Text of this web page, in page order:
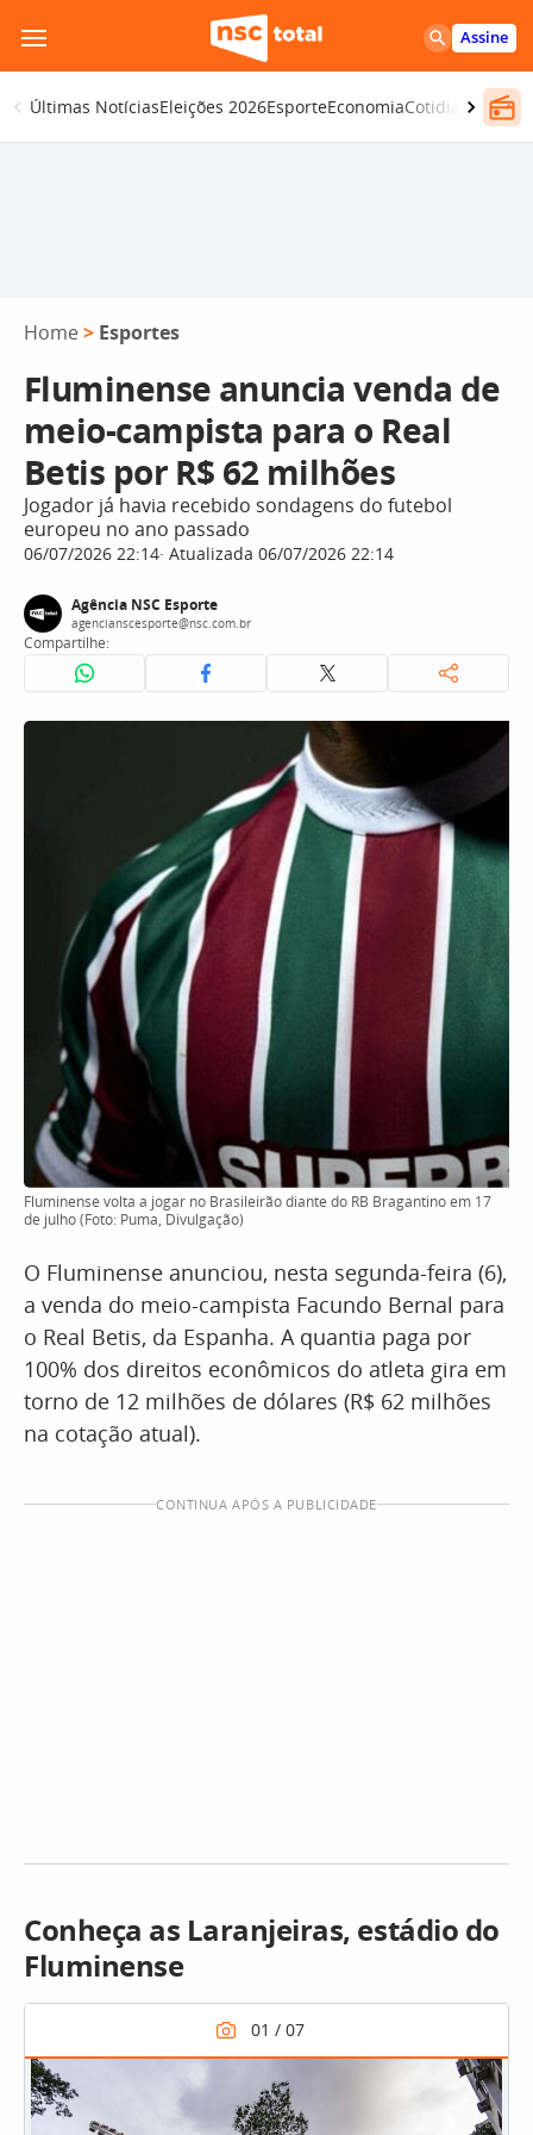
para
o
conteúdo
Assine
Últimas NotíciasEleições 2026EsporteEconomiaCotidiano
Home > Esportes
Fluminense anuncia venda de
meio-campista para o Real
Betis por R$ 62 milhões
Jogador já havia recebido sondagens do futebol
europeu no ano passado
06/07/2026 22:14 Atualizada 06/07/2026 22:14
Agência NSC Esporte
agencianscesporte@nsc.com.br
Compartilhe:
Fluminense volta a jogar no Brasileirão diante do RB Bragantino em 17
de julho (Foto: Puma, Divulgação)
O Fluminense anunciou, nesta segunda-feira (6),
a venda do meio-campista Facundo Bernal para
o Real Betis, da Espanha. A quantia paga por
100% dos direitos econômicos do atleta gira em
torno de 12 milhões de dólares (R$ 62 milhões
na cotação atual).
CONTINUA APÓS A PUBLICIDADE
Conheça as Laranjeiras, estádio do
Fluminense